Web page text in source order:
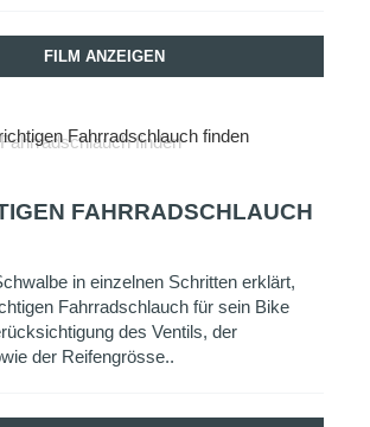
FILM ANZEIGEN
Fahrradschlauch finden
FAHRRADSCHLAUCH
in einzelnen Schritten erklärt,
Fahrradschlauch für sein Bike
des Ventils, der
der Reifengrösse..